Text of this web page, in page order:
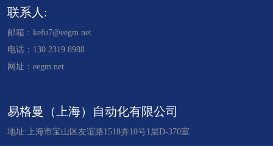
联系人:
邮箱：kefu7@eegm.net
电话：130 2319 8988
网址：eegm.net
易格曼（上海）自动化有限公司
地址:上海市宝山区友谊路1518弄10号1层D-370室